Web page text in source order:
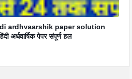
ardhvaarshik paper solution
अर्धवार्षिक पेपर संपूर्ण हल